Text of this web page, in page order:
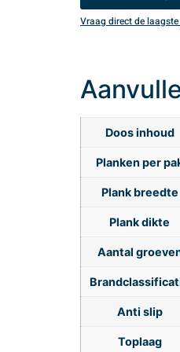
Vraag direct de
Doos inhoud
Planken per
Plank breedte
Plank dikte
Aantal
Anti slip
Toplaag